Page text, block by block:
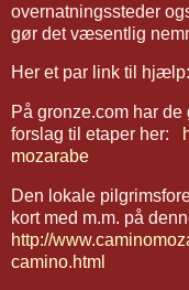
overnatningssteder
gør det væsentlig
Her et par link til hjælp:
På gronze.com har
forslag til etaper her:
mozarabe
Den lokale
kort med m.m. på
http://
camino.html